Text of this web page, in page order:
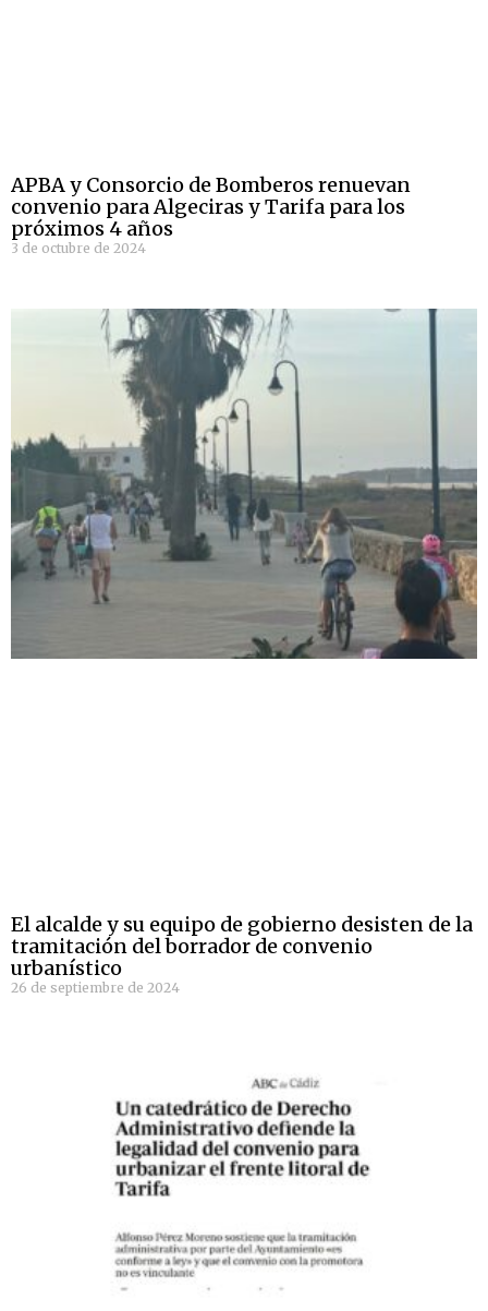
APBA y Consorcio de Bomberos renuevan
convenio para Algeciras y Tarifa para los
próximos 4 años
3 de octubre de 2024
El alcalde y su equipo de gobierno desisten de la
tramitación del borrador de convenio
urbanístico
26 de septiembre de 2024